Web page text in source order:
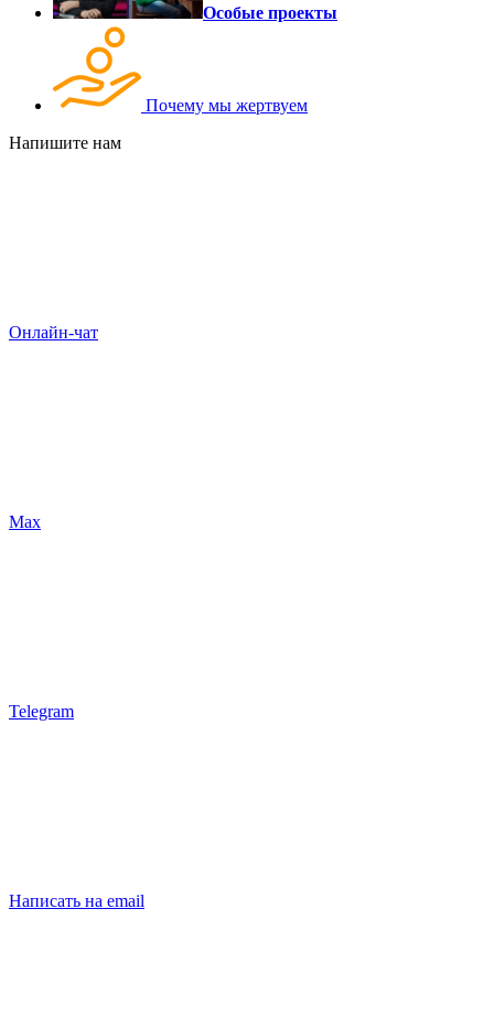
Особые проекты
Почему мы жертвуем
Напишите нам
Онлайн-чат
Max
Telegram
Написать на email